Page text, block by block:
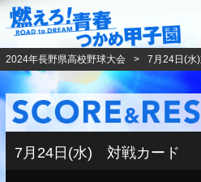
2024年長野県高校野球大会 7月24日(水
7月24日(水) 対戦カード